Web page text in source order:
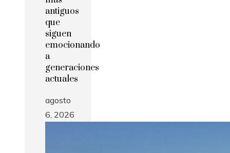
antiguos
que
siguen
emocionando
a
generaciones
actuales
agosto
6, 2026